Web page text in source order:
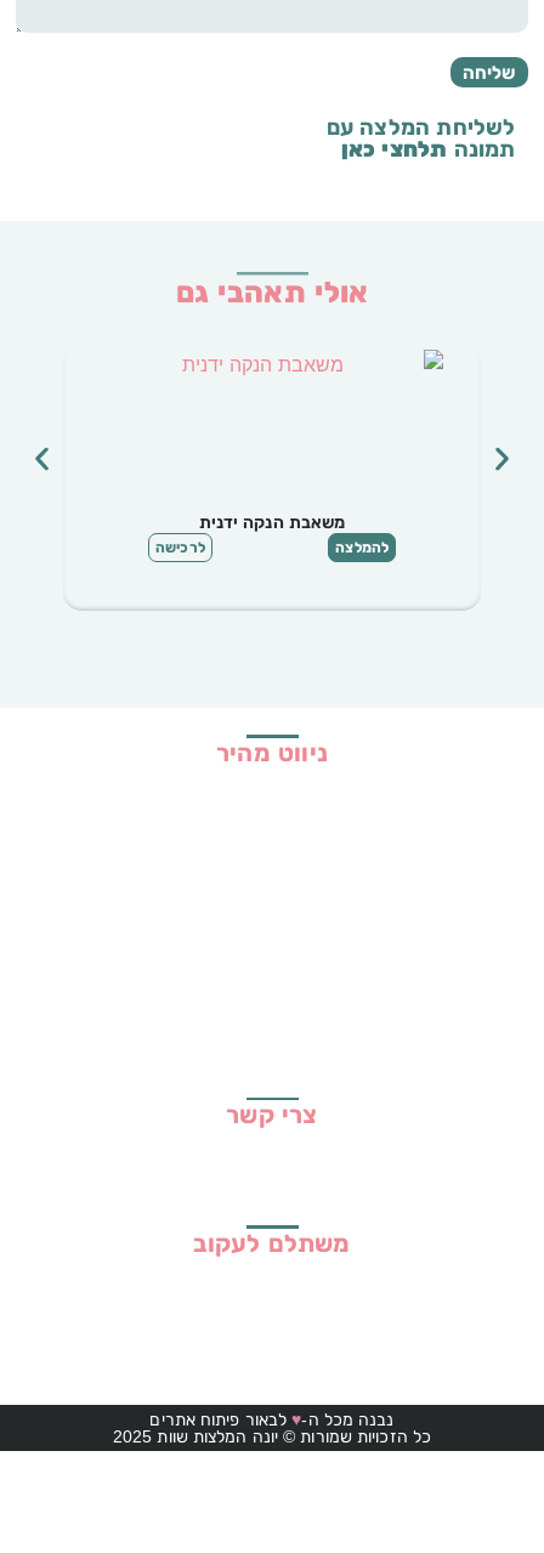
לשליחת המלצה עם
תמונה תלחצי כאן
אולי תאהבי גם
משאבת הנקה ידנית
להמלצה לרכישה
ניווט מהיר
צרי קשר
משתלם לעקוב
נבנה מכל ה-♥לבאור פיתוח אתרים
כל הזכויות שמורות © יונה המלצות שוות 2025